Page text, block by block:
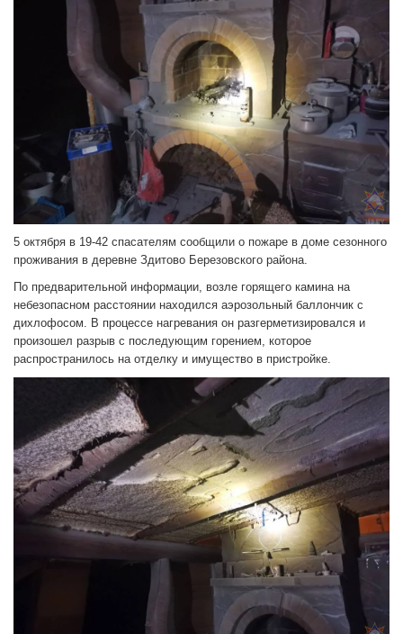
5 октября в 19-42 спасателям сообщили о пожаре в доме сезонного
проживания в деревне Здитово Березовского района.
По предварительной информации, возле горящего камина на
небезопасном расстоянии находился аэрозольный баллончик с
дихлофосом. В процессе нагревания он разгерметизировался и
произошел разрыв с последующим горением, которое
распространилось на отделку и имущество в пристройке.